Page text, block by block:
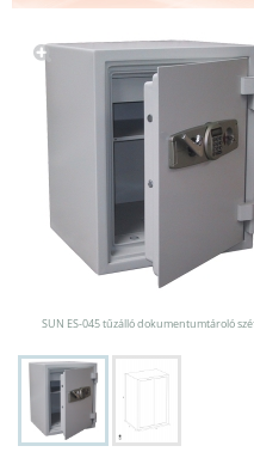
SUN ES-045 tűzálló dokumentumtároló